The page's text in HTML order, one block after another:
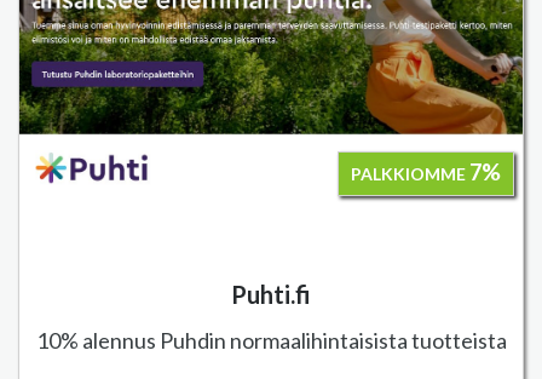
PALKKIOMME 7%
Puhti.fi
10% alennus Puhdin normaalihintaisista tuotteista